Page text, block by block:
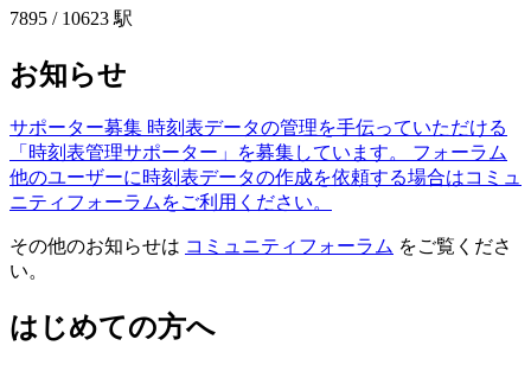
7895 / 10623 駅
お知らせ
サポーター募集 時刻表データの管理を手伝っていただける
「時刻表管理サポーター」を募集しています。
フォーラム
他のユーザーに時刻表データの作成を依頼する場合はコミュ
ニティフォーラムをご利用ください。
その他のお知らせは コミュニティフォーラム をご覧くださ
い。
はじめての方へ